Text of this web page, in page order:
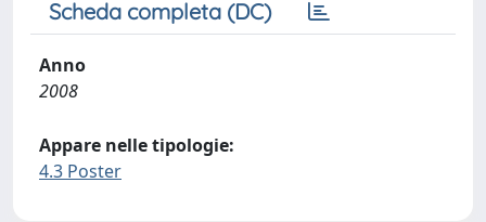
Scheda completa (DC)
Anno
2008
Appare nelle tipologie:
4.3 Poster